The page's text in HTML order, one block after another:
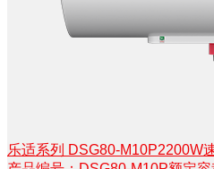
乐适系列 DSG80-M10P2200W